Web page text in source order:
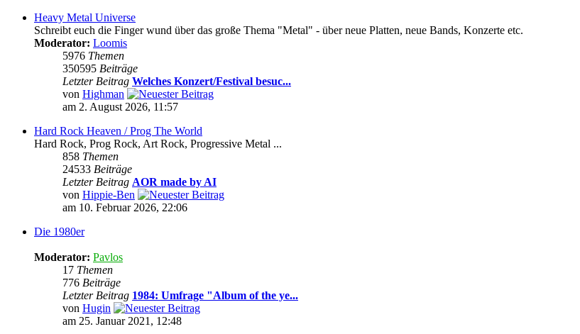
Heavy Metal Universe
Schreibt euch die Finger wund über das große Thema "Metal" - über neue Platten, neue Bands, Konzerte etc.
Moderator: Loomis
5976 Themen
350595 Beiträge
Letzter Beitrag Welches Konzert/Festival besuc...
von Highman
am 2. August 2026, 11:57
Hard Rock Heaven / Prog The World
Hard Rock, Prog Rock, Art Rock, Progressive Metal ...
858 Themen
24533 Beiträge
Letzter Beitrag AOR made by AI
von Hippie-Ben
am 10. Februar 2026, 22:06
Die 1980er
Moderator: Pavlos
17 Themen
776 Beiträge
Letzter Beitrag 1984: Umfrage "Album of the ye...
von Hugin
am 25. Januar 2021, 12:48